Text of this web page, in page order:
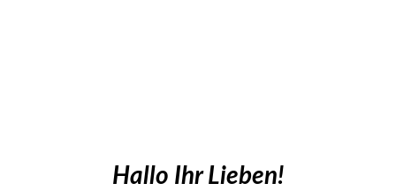
Hallo Ihr Lieben!